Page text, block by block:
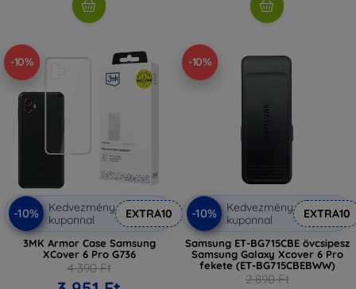
-10%
-10%
Kedvezmény
kuponnal
EXTRA10
3MK Armor Case Samsung
XCover 6 Pro G736
4 390 Ft
-10%
-10%
Kedvezmény
kuponnal
EXTRA10
Samsung ET-BG715CBE övcsipesz
Samsung Galaxy Xcover 6 Pro
fekete (ET-BG715CBEBWW)
2 890 Ft